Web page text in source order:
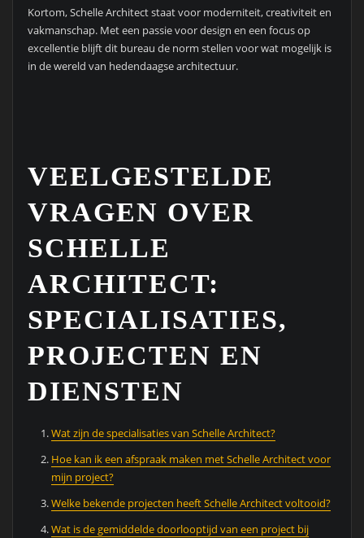
Kortom, Schelle Architect staat voor moderniteit, creativiteit en
vakmanschap. Met een passie voor design en een focus op
excellentie blijft dit bureau de norm stellen voor wat mogelijk is
in de wereld van hedendaagse architectuur.
VEELGESTELDE
VRAGEN OVER
SCHELLE
ARCHITECT:
SPECIALISATIES,
PROJECTEN EN
DIENSTEN
Wat zijn de specialisaties van Schelle Architect?
Hoe kan ik een afspraak maken met Schelle Architect voor
mijn project?
Welke bekende projecten heeft Schelle Architect voltooid?
Wat is de gemiddelde doorlooptijd van een project bij